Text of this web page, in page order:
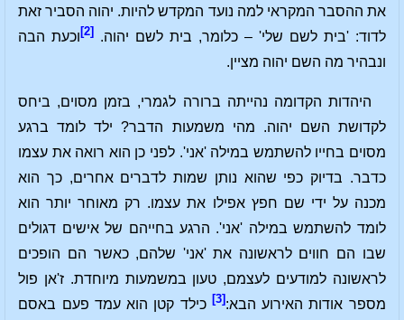
את ההסבר המקראי למה נועד המקדש להיות. יהוה הסביר זאת
לדוד: 'בית לשם שלי' – כלומר, בית לשם יהוה.
[2]
וכעת הבה
ונבהיר מה השם יהוה מציין.
היהדות הקדומה נהייתה ברורה לגמרי, בזמן מסוים, ביחס
לקדושת השם יהוה. מהי משמעות הדבר? ילד לומד ברגע
מסוים בחייו להשתמש במילה 'אני'. לפני כן הוא רואה את עצמו
כדבר. בדיוק כפי שהוא נותן שמות לדברים אחרים, כך הוא
מכנה על ידי שם חפץ אפילו את עצמו. רק מאוחר יותר הוא
לומד להשתמש במילה 'אני'. הרגע בחייהם של אישים דגולים
שבו הם חווים לראשונה את 'אני' שלהם, כאשר הם הופכים
לראשונה למודעים לעצמם, טעון במשמעות מיוחדת. ז'אן פול
מספר אודות האירוע הבא:[3]
כילד קטן הוא עמד פעם באסם